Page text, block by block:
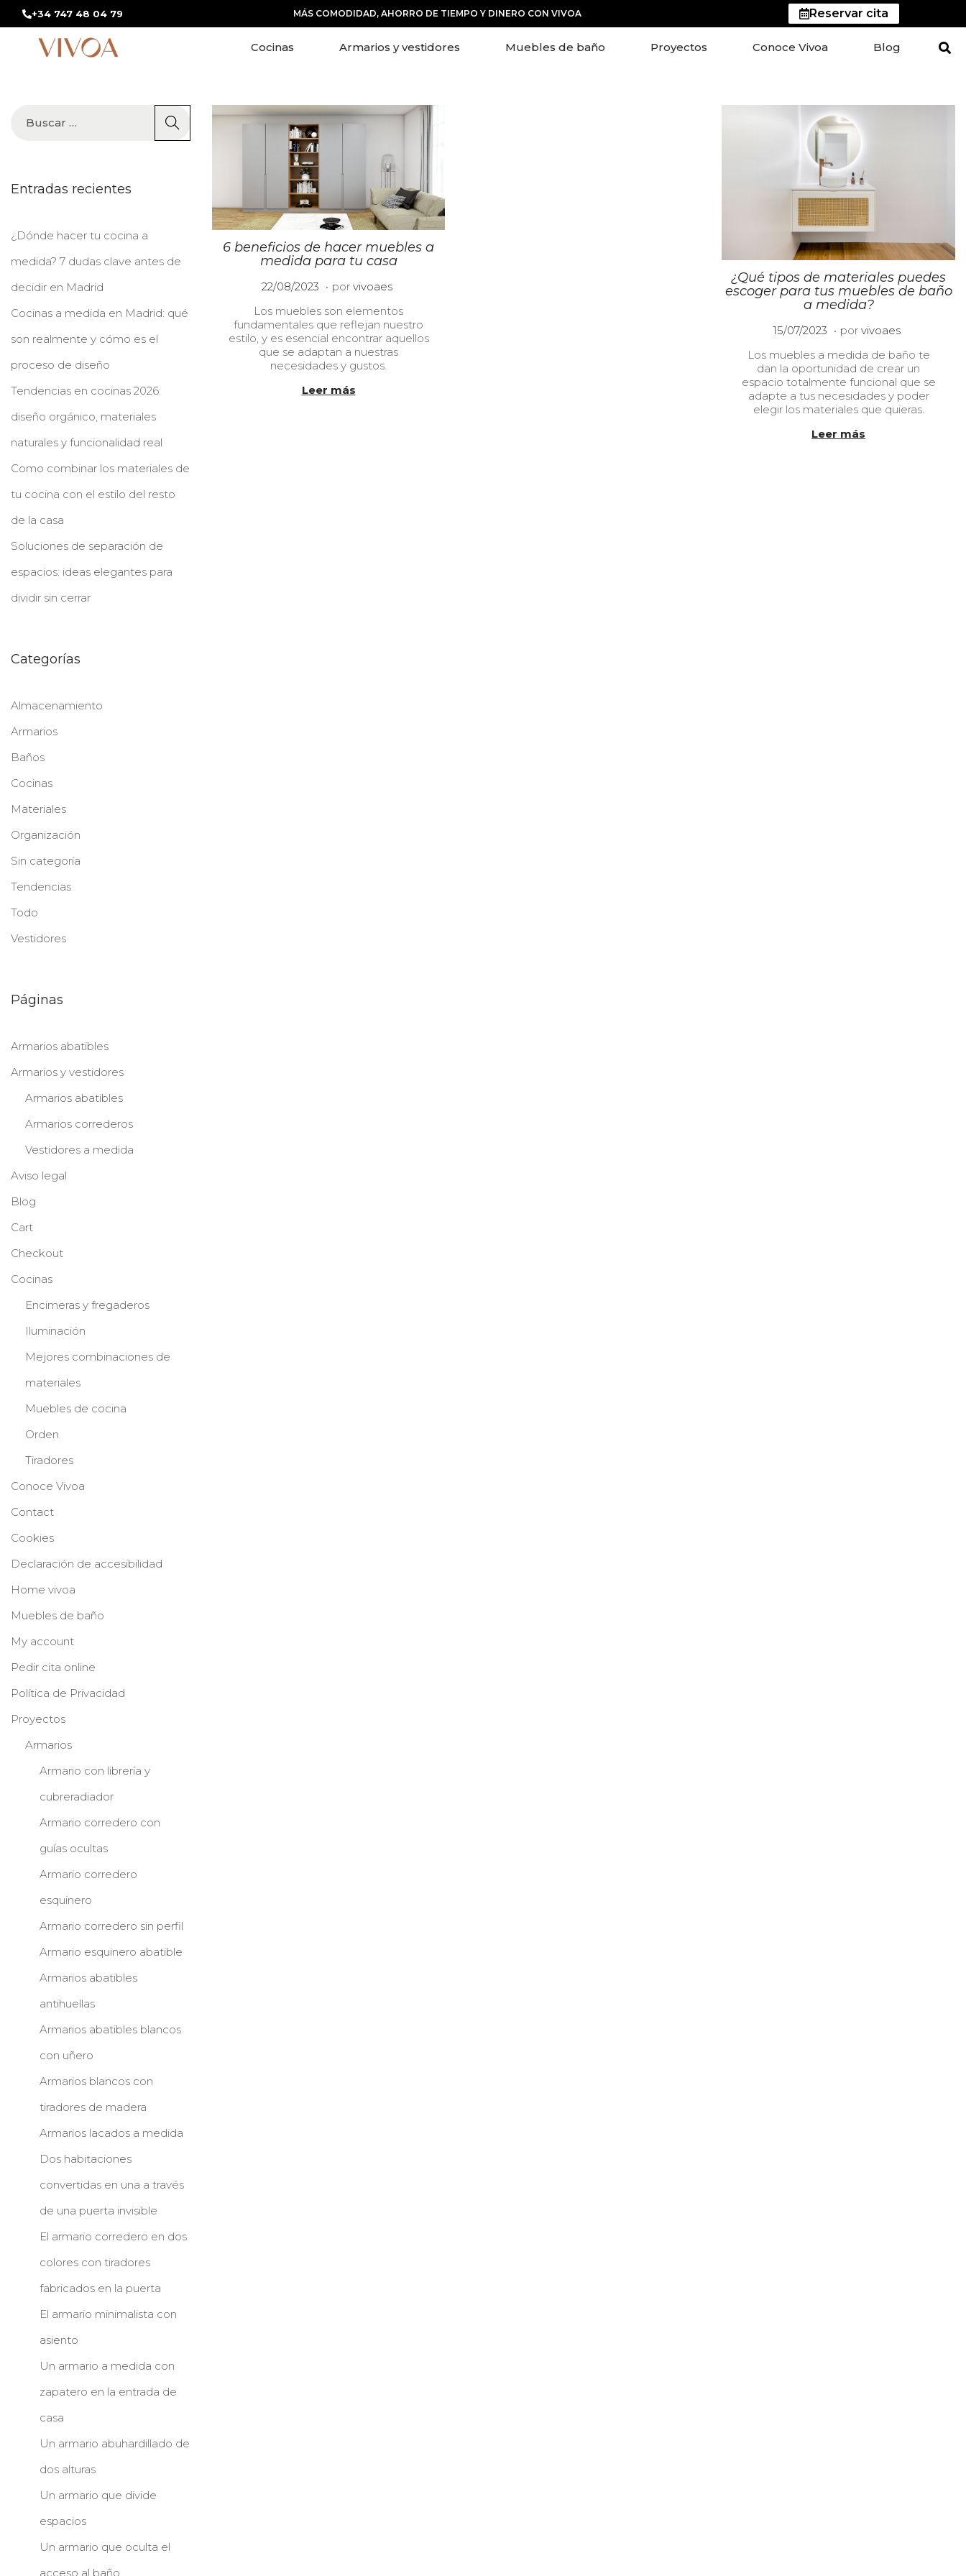
+34 747 48 04 79 MÁS COMODIDAD, AHORRO DE TIEMPO Y DINERO CON VIVOA Reservar cita
Cocinas Armarios y vestidores Muebles de baño Proyectos Conoce Vivoa Blog
6 beneficios de hacer muebles a
medida para tu casa
P
b
l
i
c
22/08/2023
/
0
1
/
2
2
. por vivoaes
Los muebles son elementos
fundamentales que reflejan nuestro
estilo, y es esencial encontrar aquellos
que se adaptan a nuestras
necesidades y gustos.
Leer más
¿Qué tipos de materiales puedes
escoger para tus muebles de baño
a medida?
P
b
l
i
c
a
15/07/2023 1
/
0
1
/
2
2
. por vivoaes
Los muebles a medida de baño te
dan la oportunidad de crear un
espacio totalmente funcional que se
adapte a tus necesidades y poder
elegir los materiales que quieras.
Leer más
Entradas recientes
¿Dónde hacer tu cocina a
medida? 7 dudas clave antes de
decidir en Madrid
Cocinas a medida en Madrid: qué
son realmente y cómo es el
proceso de diseño
Tendencias en cocinas 2026:
diseño orgánico, materiales
naturales y funcionalidad real
Como combinar los materiales de
tu cocina con el estilo del resto
de la casa
Soluciones de separación de
espacios: ideas elegantes para
dividir sin cerrar
Categorías
Almacenamiento
Armarios
Baños
Cocinas
Materiales
Organización
Sin categoría
Tendencias
Todo
Vestidores
Páginas
Armarios abatibles
Armarios y vestidores
Armarios abatibles
Armarios correderos
Vestidores a medida
Aviso legal
Blog
Cart
Checkout
Cocinas
Encimeras y fregaderos
Iluminación
Mejores combinaciones de
materiales
Muebles de cocina
Orden
Tiradores
Conoce Vivoa
Contact
Cookies
Declaración de accesibilidad
Home vivoa
Muebles de baño
My account
Pedir cita online
Política de Privacidad
Proyectos
Armarios
Armario con librería y
cubreradiador
Armario corredero con
guías ocultas
Armario corredero
esquinero
Armario corredero sin perfil
Armario esquinero abatible
Armarios abatibles
antihuellas
Armarios abatibles blancos
con uñero
Armarios blancos con
tiradores de madera
Armarios lacados a medida
Dos habitaciones
convertidas en una a través
de una puerta invisible
El armario corredero en dos
colores con tiradores
fabricados en la puerta
El armario minimalista con
asiento
Un armario a medida con
zapatero en la entrada de
casa
Un armario abuhardillado de
dos alturas
Un armario que divide
espacios
Un armario que oculta el
acceso al baño